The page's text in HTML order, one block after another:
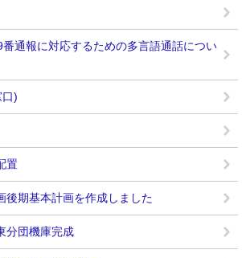
通報に対応するための多言語通話につい
)
置
後期基本計画を作成しました
分団機庫完成